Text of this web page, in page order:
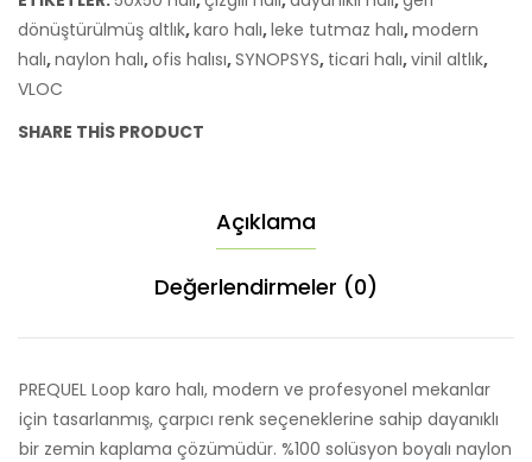
dönüştürülmüş altlık,karo halı,leke tutmaz halı,modern
halı,naylon halı,ofis halısı,SYNOPSYS, ticari halı,vinil altlık,
VLOC
SHARE THIS PRODUCT
Açıklama
Değerlendirmeler (0)
PREQUEL Loop karo halı, modern ve profesyonel mekanlar
için tasarlanmış, çarpıcı renk seçeneklerine sahip dayanıklı
bir zemin kaplama çözümüdür. %100 solüsyon boyalı naylon